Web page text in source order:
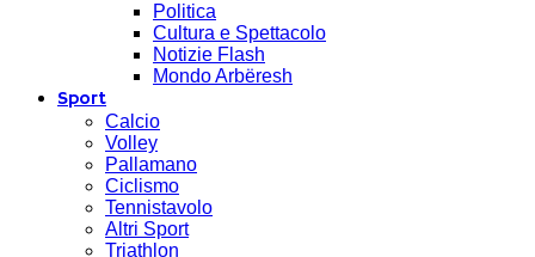
Politica
Cultura e Spettacolo
Notizie Flash
Mondo Arbëresh
Sport
Calcio
Volley
Pallamano
Ciclismo
Tennistavolo
Altri Sport
Triathlon